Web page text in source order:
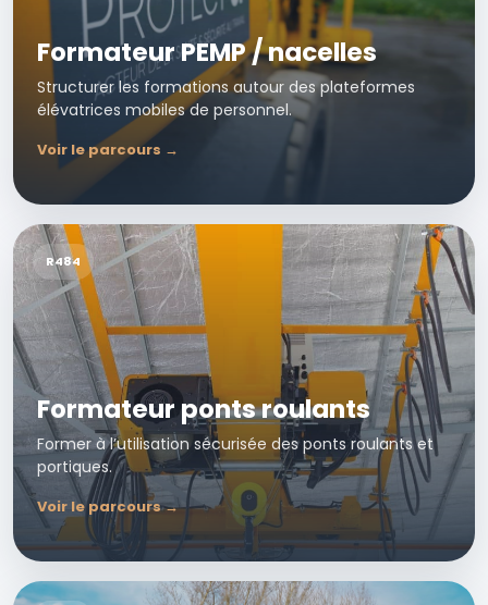
Formateur PEMP / nacelles
Structurer les formations autour des plateformes
élévatrices mobiles de personnel.
Voir le parcours →
R484
Formateur ponts roulants
Former à l’utilisation sécurisée des ponts roulants et
portiques.
Voir le parcours →